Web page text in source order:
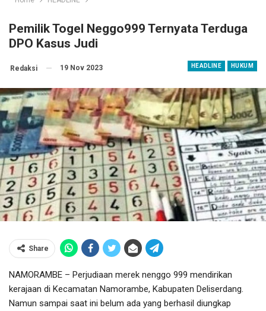
Pemilik Togel Neggo999 Ternyata Terduga
DPO Kasus Judi
HEADLINE HUKUM
Redaksi 19 Nov 2023
Share
NAMORAMBE – Perjudiaan merek nenggo 999 mendirikan
kerajaan di Kecamatan Namorambe, Kabupaten Deliserdang.
Namun sampai saat ini belum ada yang berhasil diungkap